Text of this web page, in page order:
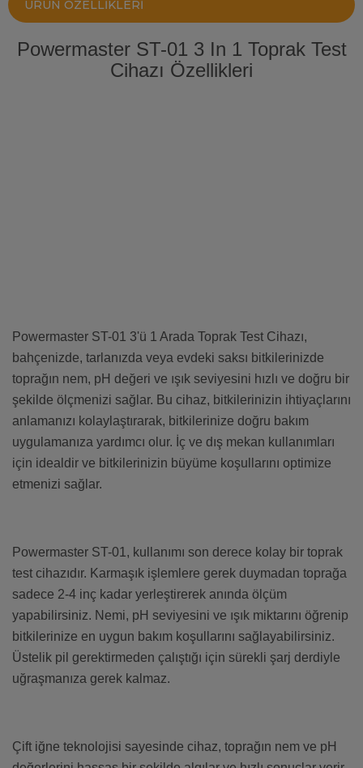
ÜRÜN ÖZELLIKLERI
Powermaster ST-01 3 In 1 Toprak Test
Cihazı Özellikleri
Powermaster ST-01 3'ü 1 Arada Toprak Test Cihazı,
bahçenizde, tarlanızda veya evdeki saksı bitkilerinizde
toprağın nem, pH değeri ve ışık seviyesini hızlı ve doğru bir
şekilde ölçmenizi sağlar. Bu cihaz, bitkilerinizin ihtiyaçlarını
anlamanızı kolaylaştırarak, bitkilerinize doğru bakım
uygulamanıza yardımcı olur. İç ve dış mekan kullanımları
için idealdir ve bitkilerinizin büyüme koşullarını optimize
etmenizi sağlar.
Powermaster ST-01, kullanımı son derece kolay bir toprak
test cihazıdır. Karmaşık işlemlere gerek duymadan toprağa
sadece 2-4 inç kadar yerleştirerek anında ölçüm
yapabilirsiniz. Nemi, pH seviyesini ve ışık miktarını öğrenip
bitkilerinize en uygun bakım koşullarını sağlayabilirsiniz.
Üstelik pil gerektirmeden çalıştığı için sürekli şarj derdiyle
uğraşmanıza gerek kalmaz.
Çift iğne teknolojisi sayesinde cihaz, toprağın nem ve pH